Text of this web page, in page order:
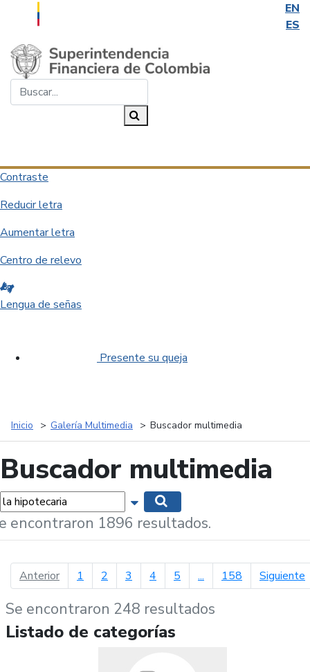
EN
ES
Saltar al contenido principal
Contraste
Reducir letra
Aumentar letra
Centro de relevo
Lengua de señas
Presente su queja
Inicio Galería Multimedia Buscador multimedia
Buscador multimedia
Mostrar opciones de búsqueda
encontraron 1896 resultados.
Anteriorpágina anterior
1 2 3 4 5 ... 158 Siguiente
Se encontraron 248 resultados
Listado de categorías